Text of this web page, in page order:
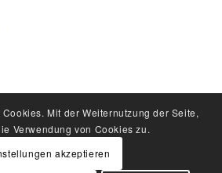
Jainz
Mit der Weiternutzung der Seite,
Verwendung von Cookies zu.
akzeptieren